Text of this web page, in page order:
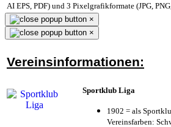
AI EPS, PDF) und 3 Pixelgrafikformate (JPG,
×
×
Vereinsinformationen:
Sportklub Liga
1902 = als
Vereinsfarben: